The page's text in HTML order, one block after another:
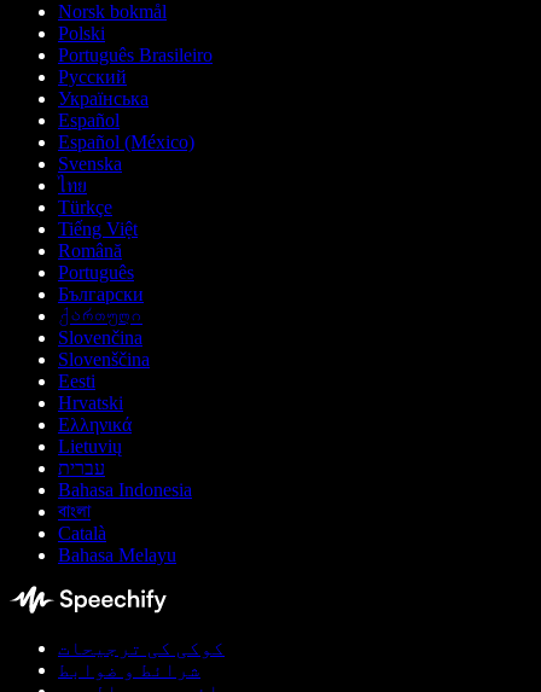
Norsk bokmål
Polski
Português Brasileiro
Русский
Українська
Español
Español (México)
Svenska
ไทย
Türkçe
Tiếng Việt
Română
Português
Български
ქართული
Slovenčina
Slovenščina
Eesti
Hrvatski
Ελληνικά
Lietuvių
עברית
Bahasa Indonesia
বাংলা
Català
Bahasa Melayu
کوکی کی ترجیحات
شرائط و ضوابط